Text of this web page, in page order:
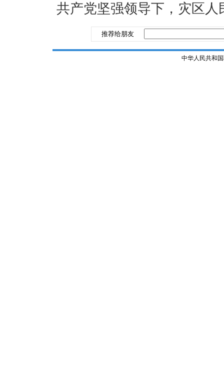
共产党坚强领导下，灾区
推荐给朋友
中华人民共和